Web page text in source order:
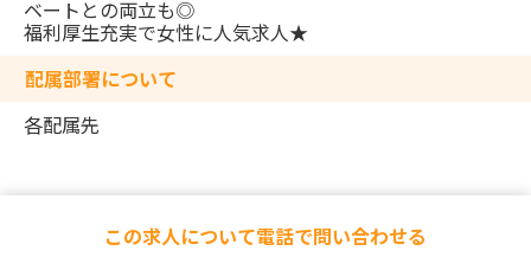
ベートとの両立も◎
福利厚生充実で女性に人気求人★
配属部署について
各配属先
この求人について電話で問い合わせる